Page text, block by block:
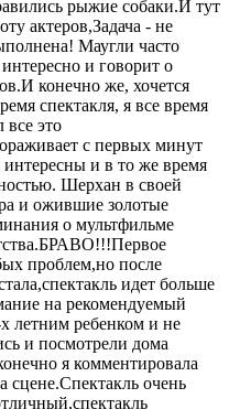
рыжие собаки.И тут
актеров,Задача - не
Маугли часто
и говорит о
конечно же, хочется
спектакля, я все время
все это
с первых минут
и в то же время
Шерхан в своей
и ожившие золотые
о мультфильме
проблем,но после
идет больше
на рекомендуемый
летним ребенком и не
и посмотрели дома
я комментировала
очень